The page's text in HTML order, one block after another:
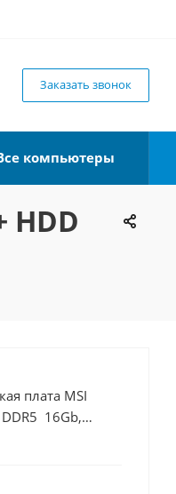
Заказать звонок
компьютеры
HDD
плата MSI
16Gb,